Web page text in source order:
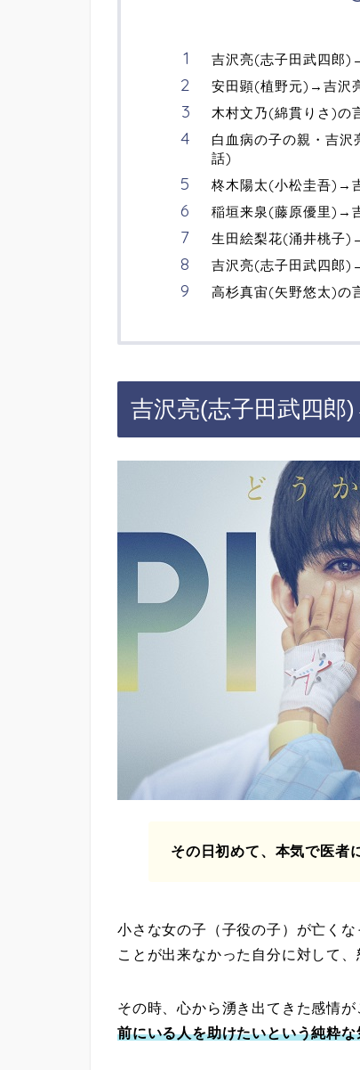
吉沢亮(志子田武四郎
安田顕(植野元)→吉沢
木村文乃(綿貫りさ)の
白血病の子の親・吉
話)
柊木陽太(小松圭吾)→
稲垣来泉(藤原優里)→
生田絵梨花(涌井桃子
吉沢亮(志子田武四郎
高杉真宙(矢野悠太)の
吉沢亮(志子田武四
その日初めて、本気で医者
小さな女の子（子役の子）が亡く
ことが出来なかった自分に対して
その時、心から湧き出てきた感情が
前にいる人を助けたいという純粋